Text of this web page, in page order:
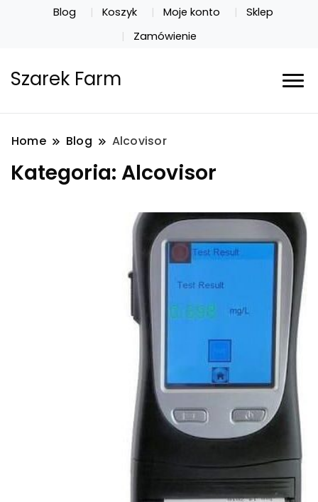
Blog Koszyk Moje konto
Sklep
Zamówienie
Szarek Farm
Home Blog Alcovisor
Kategoria: Alcovisor